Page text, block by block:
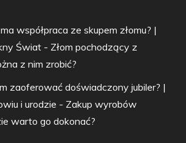
współpraca ze skupem złomu? |
Świat - Złom pochodzący z
z nim zrobić?
zaoferować doświadczony jubiler? |
i urodzie - Zakup wyrobów
warto go dokonać?